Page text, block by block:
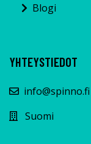
Blogi
YHTEYSTIEDOT
info@spinno.fi
Suomi